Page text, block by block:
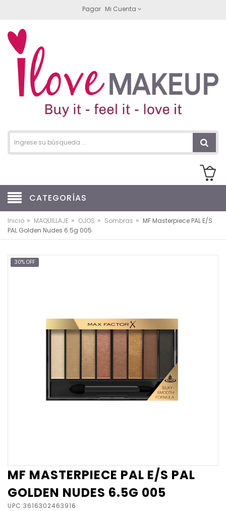
Pagar Mi Cuenta
CATEGORÍAS
Inicio » MAQUILLAJE » OJOS » Sombras » MF Masterpiece PAL E/S
PAL Golden Nudes 6.5g 005
30% OFF
MF MASTERPIECE PAL E/S PAL
GOLDEN NUDES 6.5G 005
UPC:3616302463916